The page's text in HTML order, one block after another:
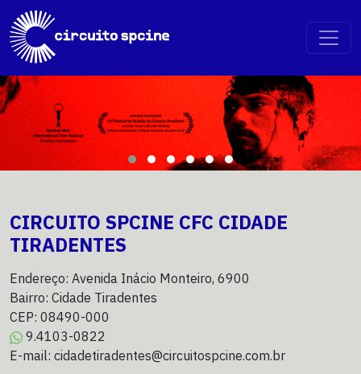
CIRCUITO SPCINE CFC CIDADE
TIRADENTES
Endereço: Avenida Inácio Monteiro, 6900
Bairro: Cidade Tiradentes
CEP: 08490-000
9.4103-0822
E-mail: cidadetiradentes@circuitospcine.com.br